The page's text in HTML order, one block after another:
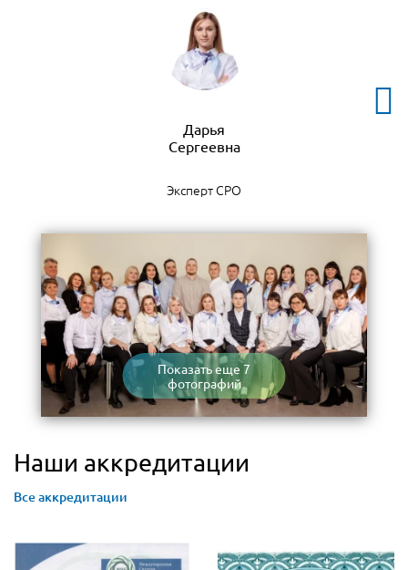
Дарья
Сергеевна
Эксперт СРО
Показать еще 7
фотографий
Наши аккредитации
Все аккредитации